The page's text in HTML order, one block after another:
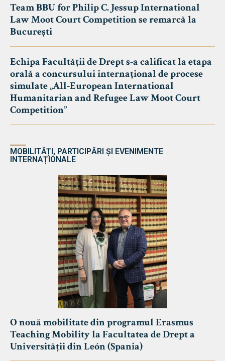
Team BBU for Philip C. Jessup International
Law Moot Court Competition se remarcă la
București
Echipa Facultății de Drept s-a calificat la etapa
orală a concursului internațional de procese
simulate „All-European International
Humanitarian and Refugee Law Moot Court
Competition”
MOBILITĂȚI, PARTICIPĂRI ȘI EVENIMENTE
INTERNAȚIONALE
O nouă mobilitate din programul Erasmus
Teaching Mobility la Facultatea de Drept a
Universității din León (Spania)